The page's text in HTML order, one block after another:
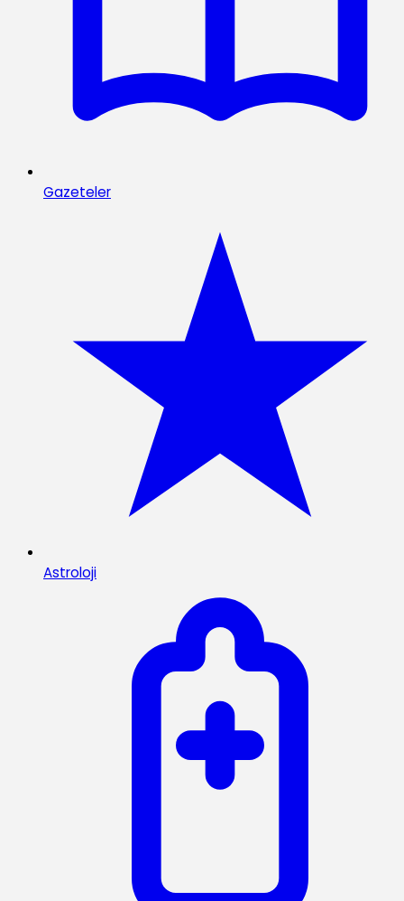
Gazeteler
Astroloji